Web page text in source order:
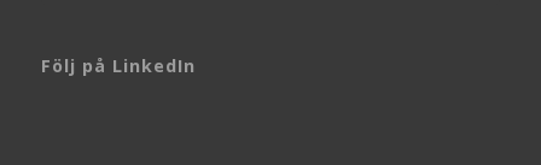
Följ på LinkedIn